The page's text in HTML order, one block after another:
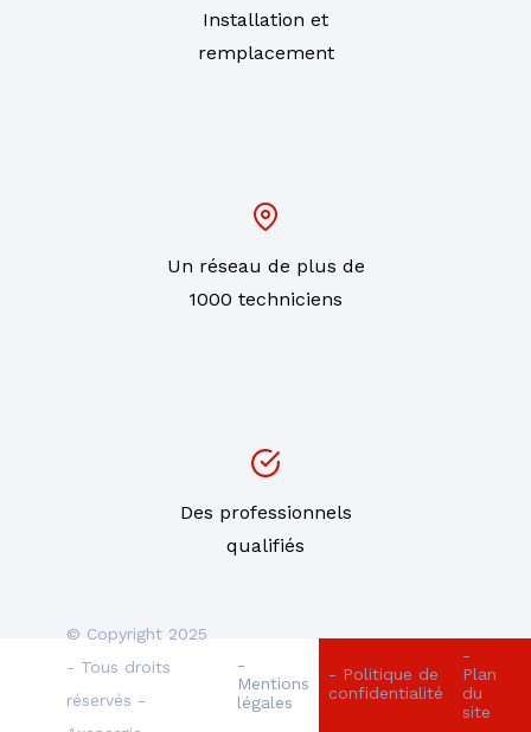
Installation et
remplacement
Un réseau de plus de
1000 techniciens
Des professionnels
qualifiés
© Copyright 2025
- Tous droits
réservés -
-
Mentions
légales
- Politique de
confidentialité
-
Plan
du
site